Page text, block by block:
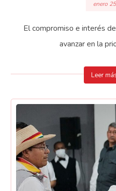
enero
El compromiso e interés
avanzar en la
Leer